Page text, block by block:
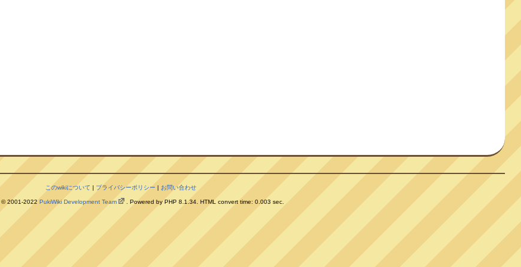
このwikiについて | プライバシーポリシー | お問い合わせ
© 2001-2022 PukiWiki Development Team . Powered by PHP 8.1.34. HTML convert time: 0.003 sec.